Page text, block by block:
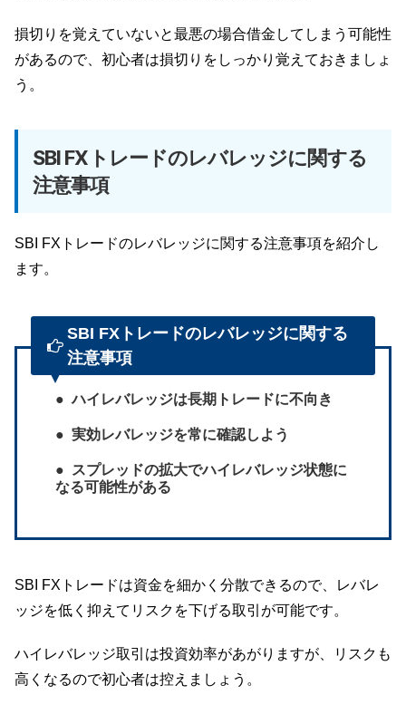
損切りを覚えていないと最悪の場合借金してしまう可能性
があるので、初心者は損切りをしっかり覚えておきましょ
う。
SBI FXトレードのレバレッジに関する
注意事項
SBI FXトレードのレバレッジに関する注意事項を紹介し
ます。
SBI FXトレードのレバレッジに関する
注意事項
ハイレバレッジは長期トレードに不向き
実効レバレッジを常に確認しよう
スプレッドの拡大でハイレバレッジ状態に
なる可能性がある
SBI FXトレードは資金を細かく分散できるので、レバレ
ッジを低く抑えてリスクを下げる取引が可能です。
ハイレバレッジ取引は投資効率があがりますが、リスクも
高くなるので初心者は控えましょう。